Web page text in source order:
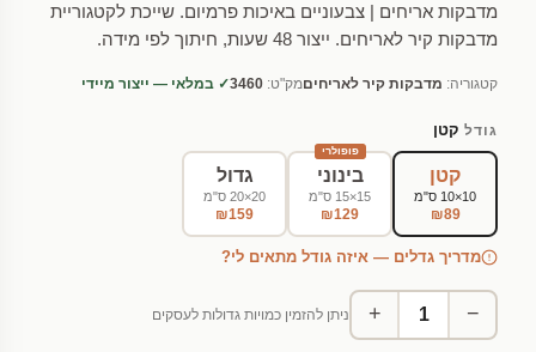
מדבקות אריחים | צבעוניים באיכות פרמיום. שייכת לקטגוריית
מדבקות קיר לאריחים. ייצור 48 שעות, חיתוך לפי מידה.
קטגוריה: מדבקות קיר לאריחיםמק"ט: 3460✓ במלאי — ייצור מיידי
גודל קטן
קטן
10×10 ס"מ
₪89
פופולרי
בינוני
15×15 ס"מ
₪129
גדול
20×20 ס"מ
₪159
מדריך גדלים — איזה גודל מתאים לי?
−
+ ניתן להזמין כמויות גדולות לעסקים